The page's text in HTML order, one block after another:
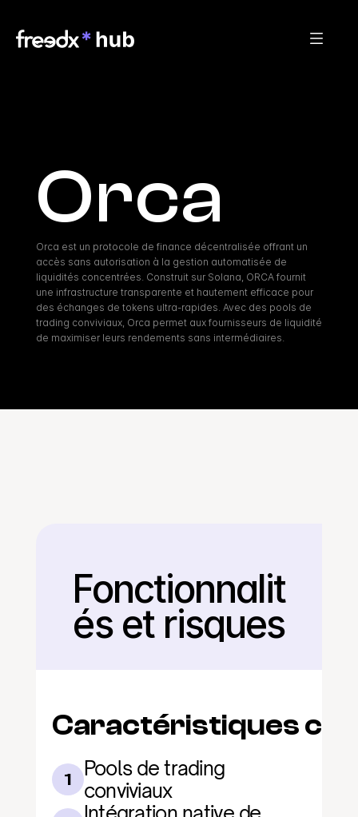
Orca
Orca est un protocole de finance décentralisée offrant un
accès sans autorisation à la gestion automatisée de
liquidités concentrées. Construit sur Solana, ORCA fournit
une infrastructure transparente et hautement efficace pour
des échanges de tokens ultra-rapides. Avec des pools de
trading conviviaux, Orca permet aux fournisseurs de liquidité
de maximiser leurs rendements sans intermédiaires.
Retour
Fonctionnalit
és et risques
Caractéristiques
1
Pools de trading
conviviaux